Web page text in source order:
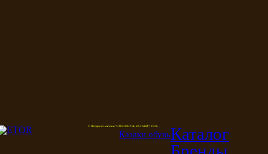
© Интернет-магазин "ETOR ОБУВЬ КАЗАКИ", 2026.
Казаки обувьКаталог